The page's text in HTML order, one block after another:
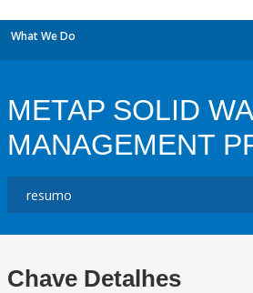
What We Do
METAP SOLID
MANAGEMENT
Chave Detalhes